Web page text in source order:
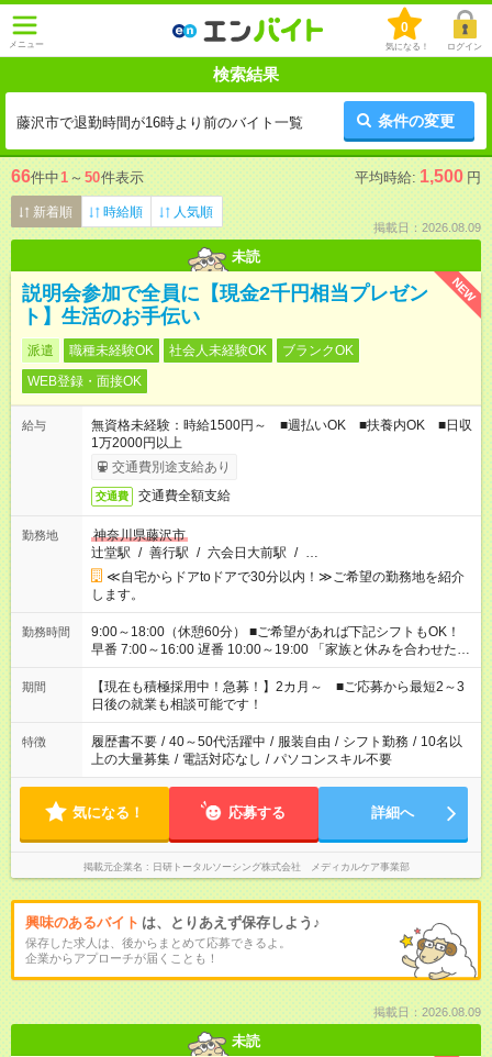
メニュー
0
気になる！ ログイン
検索結果
藤沢市で退勤時間が16時より前のバイト一覧 条件の変更
66件中1 ～ 50件表示 平均時給: 1,500 円
新着順 時給順 人気順
掲載日：2026.08.09
未読
NEW
説明会参加で全員に【現金2千円相当プレゼン
ト】生活のお手伝い
派遣 職種未経験OK 社会人未経験OK
ブランクOK
WEB登録・面接OK
給与
無資格未経験：時給1500円～ ■週払いOK ■扶養内OK ■日収
1万2000円以上
交通費別途支給あり
交通費 交通費全額支給
勤務地
神奈川県藤沢市
辻堂駅 / 善行駅 / 六会日大前駅 / …
≪自宅からドアtoドアで30分以内！≫ご希望の勤務地を紹介
します。
勤務時間
9:00～18:00（休憩60分） ■ご希望があれば下記シフトもOK！
早番 7:00～16:00 遅番 10:00～19:00 「家族と休みを合わせた
い」 「余裕を持って夕飯の準備がしたい」 「できれば残業はし
たくない」 など、ご希望を教えてくださいね。 ※Wワーク希望
の方へ 今ご覧のお仕事で希望する勤務時間と、もう1つのお仕事
の勤務時間。 合計で週40時間を超える場合は応募できません。
期間
【現在も積極採用中！急募！】2カ月～ ■ご応募から最短2～3
日後の就業も相談可能です！
特徴 履歴書不要 / 40～50代活躍中 / 服装自由 / シフト勤務 / 10名以
上の大量募集 / 電話対応なし / パソコンスキル不要
気になる！ 応募する 詳細へ
掲載元企業名 日研トータルソーシング株式会社 メディカルケア事業部
興味のあるバイト は、とりあえず保存しよう♪
保存した求人は、後からまとめて応募できるよ。
企業からアプローチが届くことも！
掲載日：2026.08.09
未読